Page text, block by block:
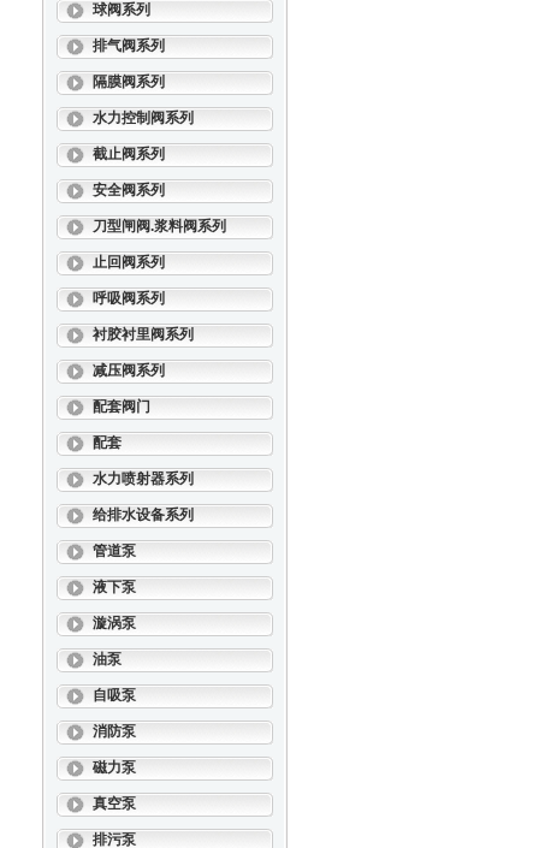
球阀系列
排气阀系列
隔膜阀系列
水力控制阀系列
截止阀系列
安全阀系列
刀型闸阀.浆料阀系列
止回阀系列
呼吸阀系列
衬胶衬里阀系列
减压阀系列
配套阀门
配套
水力喷射器系列
给排水设备系列
管道泵
液下泵
漩涡泵
油泵
自吸泵
消防泵
磁力泵
真空泵
排污泵